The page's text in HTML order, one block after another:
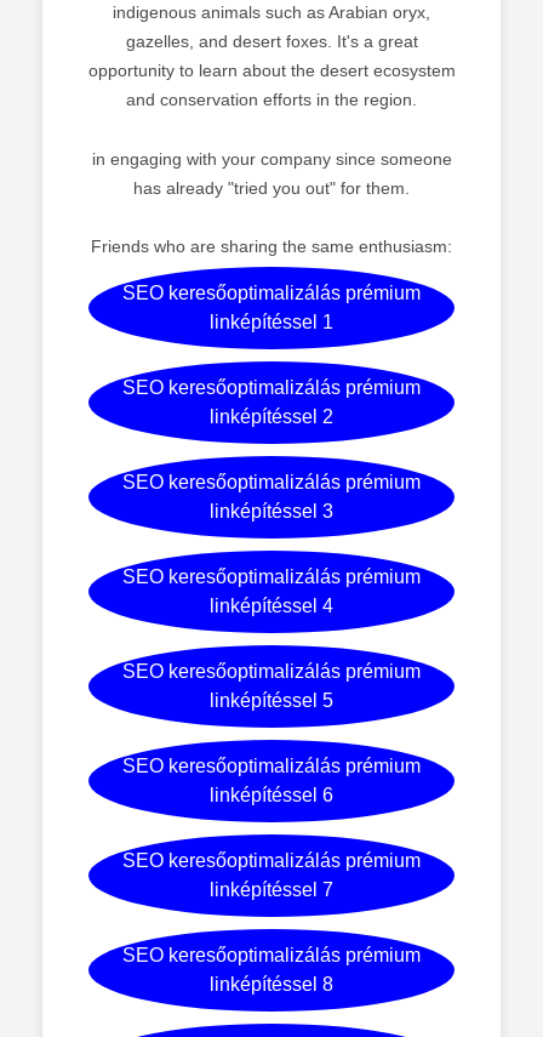
indigenous animals such as Arabian oryx,
gazelles, and desert foxes. It's a great
opportunity to learn about the desert ecosystem
and conservation efforts in the region.
in engaging with your company since someone
has already "tried you out" for them.
Friends who are sharing the same enthusiasm:
SEO keresőoptimalizálás prémium
linképítéssel 1
SEO keresőoptimalizálás prémium
linképítéssel 2
SEO keresőoptimalizálás prémium
linképítéssel 3
SEO keresőoptimalizálás prémium
linképítéssel 4
SEO keresőoptimalizálás prémium
linképítéssel 5
SEO keresőoptimalizálás prémium
linképítéssel 6
SEO keresőoptimalizálás prémium
linképítéssel 7
SEO keresőoptimalizálás prémium
linképítéssel 8